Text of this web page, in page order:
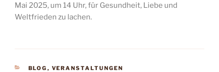
Mai 2025, um 14 Uhr, für Gesundheit, Liebe und
Weltfrieden zu lachen.
KATEGORIEN
BLOG , VERANSTALTUNGEN